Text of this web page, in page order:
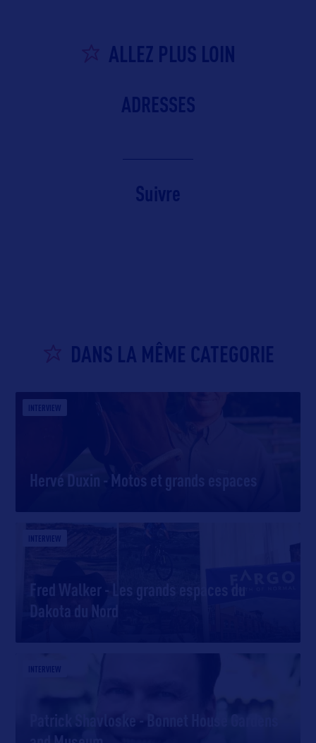
ALLEZ PLUS LOIN
ADRESSES
Suivre
DANS LA MÊME CATEGORIE
INTERVIEW
Hervé Duxin - Motos et grands espaces
INTERVIEW
Fred Walker - Les grands espaces du
Dakota du Nord
INTERVIEW